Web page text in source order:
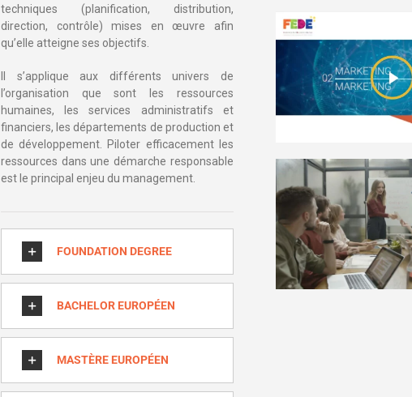
techniques (planification, distribution,
direction, contrôle) mises en œuvre afin
qu’elle atteigne ses objectifs.
Il s’applique aux différents univers de
l’organisation que sont les ressources
humaines, les services administratifs et
financiers, les départements de production et
de développement. Piloter efficacement les
ressources dans une démarche responsable
est le principal enjeu du management.
FOUNDATION DEGREE
BACHELOR EUROPÉEN
MASTÈRE EUROPÉEN